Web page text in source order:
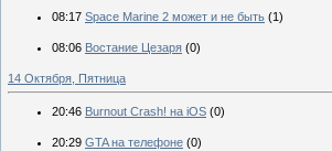
08:17 Space Marine 2 может и не быть (1)
08:06 Востание Цезаря (0)
14 Октября, Пятница
20:46 Burnout Crash! на iOS (0)
20:29 GTA на телефоне (0)